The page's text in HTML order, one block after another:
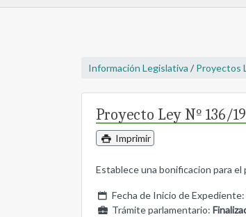
Información Legislativa / Proyectos
Proyecto Ley Nº 136/
Imprimir
Establece una bonificacion para
Fecha de Inicio de Expediente:
Trámite parlamentario: